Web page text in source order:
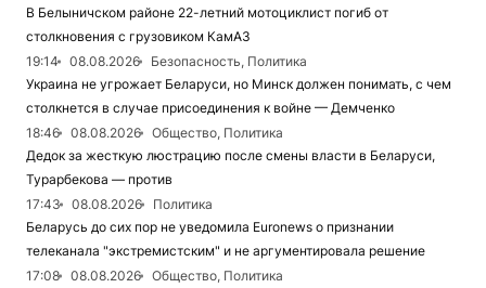
В Белыничском районе 22-летний мотоциклист погиб от
столкновения с грузовиком КамАЗ
19:14
08.08.2026
Безопасность, Политика
Украина не угрожает Беларуси, но Минск должен понимать, с чем
столкнется в случае присоединения к войне — Демченко
18:46
08.08.2026
Общество, Политика
Дедок за жесткую люстрацию после смены власти в Беларуси,
Турарбекова — против
17:43
08.08.2026
Политика
Беларусь до сих пор не уведомила Euronews о признании
телеканала "экстремистским" и не аргументировала решение
17:08
08.08.2026
Общество, Политика